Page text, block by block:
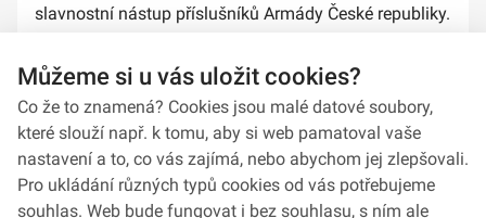
slavnostní nástup příslušníků Armády České republiky.
stuh na bojové prapory vybranýc...
Můžeme si u vás uložit cookies?
Co že to znamená? Cookies jsou malé datové soubory,
které slouží např. k tomu, aby si web pamatoval vaše
nastavení a to, co vás zajímá, nebo abychom jej zlepšovali.
Pro ukládání různých typů cookies od vás potřebujeme
souhlas. Web bude fungovat i bez souhlasu, s ním ale